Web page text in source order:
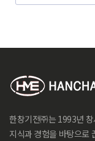
한창기전㈜는 1993년
지식과 경험을 바탕으로